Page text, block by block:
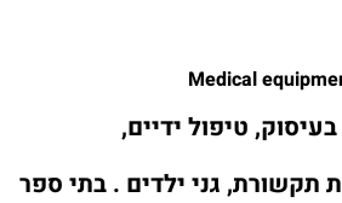
Medical
טיפול ידיים,
תקשורת, גני ילדים . בתי ספר